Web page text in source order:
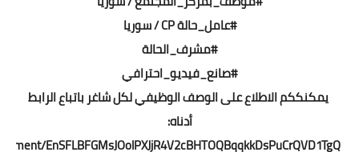
#عامل_حالة CP / سوريا
#مشرف_الحالة
#صانع_فيديو_احترافي
يمكنككم الاطلاع على الوصف الوظيفي لكل شاغر باتباع الرابط
أدناه: